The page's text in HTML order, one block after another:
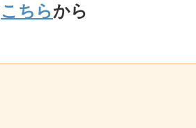
こちらから